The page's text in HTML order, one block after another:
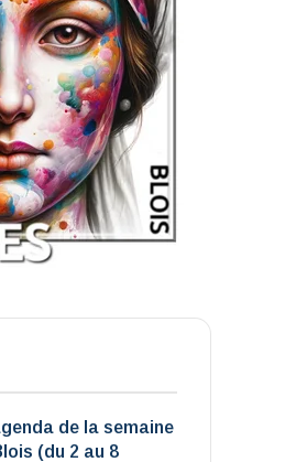
de la semaine
(du 2 au 8